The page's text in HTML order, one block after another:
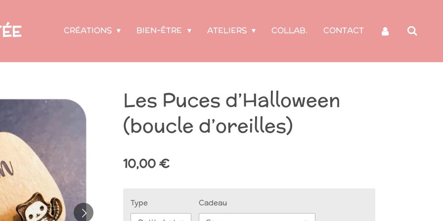
CRÉATIONS BIEN-ÊTRE ATELIERS COLLAB. CONTACT
Les Puces d’Halloween
(boucle d’oreilles)
10,00 €
Type Cadeau